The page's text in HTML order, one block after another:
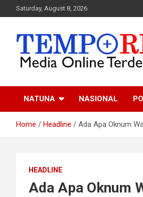
to
Saturday, August 8, 2026
Tempo Riau
NATUNA NASIONAL
Home Headline Ada Apa Oknum
HEADLINE
Ada Apa Oknum